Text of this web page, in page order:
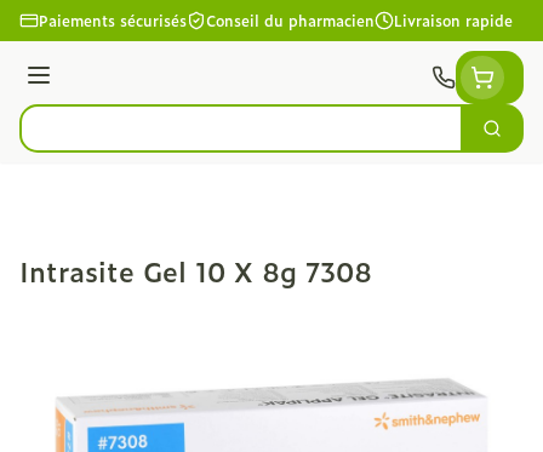
Aller au contenu
Paiements sécurisés Conseil du pharmacien Livraison rapide
Menu
Rechercher
Intrasite Gel 10 X 8g 7308